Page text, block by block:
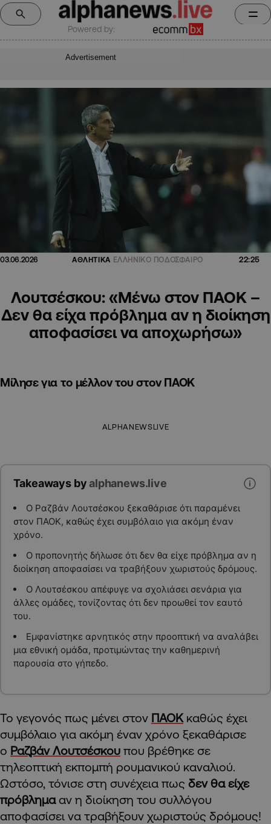
Powered by:
Advertisement
03.06.2026 ΑΘΛΗΤΙΚΑ ΕΛΛΗΝΙΚΟ ΠΟΔΟΣΦΑΙΡΟ 22:25
Λουτσέσκου: «Μένω στον ΠΑΟΚ –
Δεν θα είχα πρόβλημα αν η διοίκηση
αποφασίσει να αποχωρήσω»
Μίλησε για το μέλλον του στον ΠΑΟΚ
ALPHANEWSLIVE
Takeaways byalphanews.live
Ο Ραζβάν Λουτσέσκου ξεκαθάρισε ότι παραμένει
στον ΠΑΟΚ, καθώς έχει συμβόλαιο για ακόμη έναν
χρόνο.
Ο προπονητής δήλωσε ότι δεν θα είχε πρόβλημα αν η
διοίκηση αποφασίσει να τραβήξουν χωριστούς δρόμους.
Ο Λουτσέσκου απέφυγε να σχολιάσει σενάρια για
άλλες ομάδες, τονίζοντας ότι δεν προωθεί τον εαυτό
του.
Εμφανίστηκε αρνητικός στην προοπτική να αναλάβει
μια εθνική ομάδα, προτιμώντας την καθημερινή
παρουσία στο γήπεδο.
Το γεγονός πως μένει στον ΠΑΟΚ καθώς έχει
συμβόλαιο για ακόμη έναν χρόνο ξεκαθάρισε
ο Ραζβάν Λουτσέσκου που βρέθηκε σε
τηλεοπτική εκπομπή ρουμανικού καναλιού.
Ωστόσο, τόνισε στη συνέχεια πως δεν θα είχε
πρόβλημααν η διοίκηση του συλλόγου
αποφασίσει να τραβήξουν χωριστούς δρόμους!